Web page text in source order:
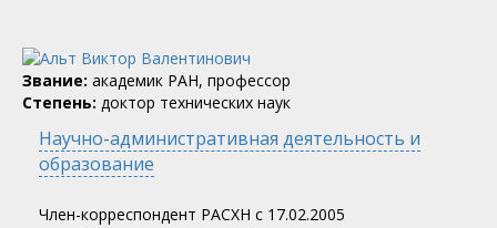
Звание: академик РАН, профессор
Степень: доктор технических наук
Научно-административная деятельность и
образование
Член-корреспондент РАСХН с 17.02.2005